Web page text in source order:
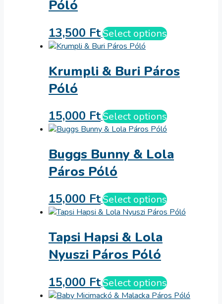
Póló
13,500 FtSelect options
Krumpli & Buri Páros
Póló
15,000 FtSelect options
Buggs Bunny & Lola
Páros Póló
15,000 FtSelect options
Tapsi Hapsi & Lola
Nyuszi Páros Póló
15,000 FtSelect options